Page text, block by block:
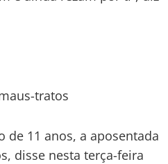
tratos
de 11 anos, a aposentada
disse nesta terça-feira